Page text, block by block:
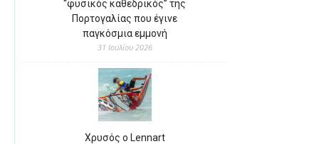
“φυσικός καθεδρικός” της
Πορτογαλίας που έγινε
παγκόσμια εμμονή
31 Ιουλίου 2026
Χρυσός ο Lennart